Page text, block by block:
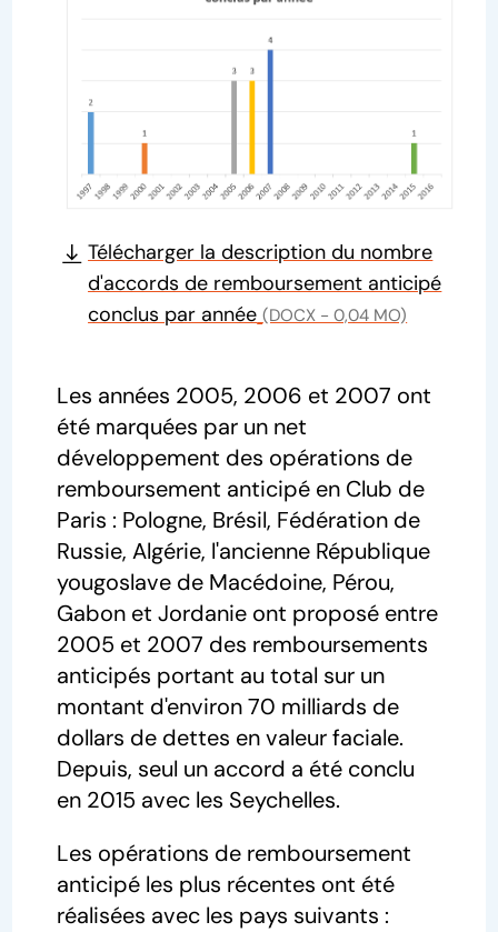
Télécharger la description du nombre
d'accords de remboursement anticipé
conclus par année (DOCX - 0,04 MO)
Les années 2005, 2006 et 2007 ont
été marquées par un net
développement des opérations de
remboursement anticipé en Club de
Paris : Pologne, Brésil, Fédération de
Russie, Algérie, l'ancienne République
yougoslave de Macédoine, Pérou,
Gabon et Jordanie ont proposé entre
2005 et 2007 des remboursements
anticipés portant au total sur un
montant d'environ 70 milliards de
dollars de dettes en valeur faciale.
Depuis, seul un accord a été conclu
en 2015 avec les Seychelles.
Les opérations de remboursement
anticipé les plus récentes ont été
réalisées avec les pays suivants :